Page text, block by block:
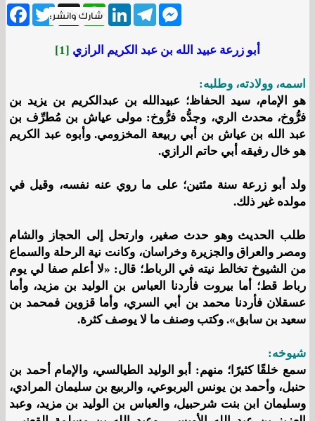
Twitter X
WhatsApp
LinkedInTelegram
Messenger
أبو زرعة عبيد الله بن عبد الكريم الرازي [1]
اسمه، وولادته، وطلبه:
هو الإمام، سيد الحفاظ؛ عبيدالله بن عبدالكريم بن يزيد بن
فرُّوخ، محدث الري، وجدُّه فرُّوخ: مولى عياش بن مُطرِّف بن
عبد الله بن عياش بن أبي ربيعة المخزومي. وأبوه عبد الكريم
هو خال رفيقه أبي حاتم الرازي.
ولد أبو زرعة سنة مئتين؛ على ما روي عنه نفسه، وقيل في
مولده غير ذلك.
طلب الحديث وهو حدث صغير، وارتحل إلى الحجاز والشام
ومصر والعراق والجزيرة وخراسان، وكانت نية الرحلة والسماع
من الشيوخ تخالط نيته في الرباط؛ قال: «لا أعلم صفا لي يوم
رباط قط؛ أما بيروت فأردنا العباس بن الوليد بن مزيد، وأما
عسقلان فأردنا محمد بن أبي السري، وأما قزوين فمحمد بن
سعيد بن سابق». وكتب وصنف ما لا يوصف كثرة.
شيوخه:
سمع خلقًا كثيرًا؛ منهم: أبو الوليد الطيالسي، والإمام أحمد بن
حنبل، وأحمد بن يونس اليربوعي، والربيع بن سليمان المرادي،
وسليمان ابن بنت شرحبيل، والعباس بن الوليد بن مزيد، وعبد